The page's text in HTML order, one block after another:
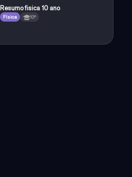
Resumo fisica 10 ano
Física 10º